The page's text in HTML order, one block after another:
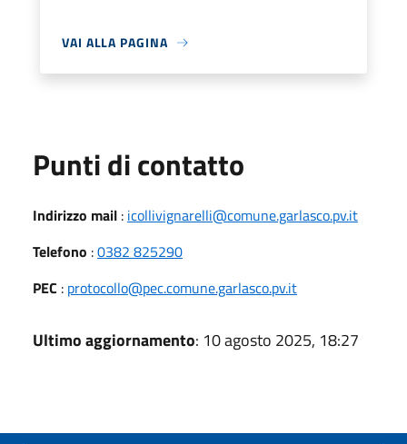
VAI ALLA PAGINA
Punti di contatto
Indirizzo mail : icollivignarelli@comune.garlasco.pv.it
Telefono :0382 825290
PEC : protocollo@pec.comune.garlasco.pv.it
Ultimo aggiornamento: 10 agosto 2025, 18:27